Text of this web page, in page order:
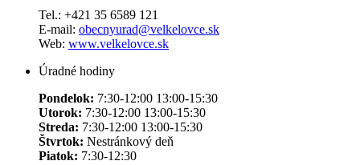
Tel.: +421 35 6589 121
E-mail: obecnyurad@velkelovce.sk
Web: www.velkelovce.sk
Úradné hodiny
Pondelok: 7:30-12:00 13:00-15:30
Utorok: 7:30-12:00 13:00-15:30
Streda: 7:30-12:00 13:00-15:30
Štvrtok: Nestránkový deň
Piatok: 7:30-12:30